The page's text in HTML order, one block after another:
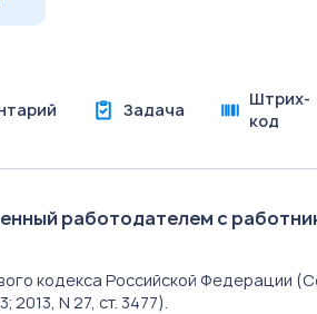
Задача
Штрих-
код
работодателем с
кодекса Российской Федерации
2013, N 27, ст. 3477).